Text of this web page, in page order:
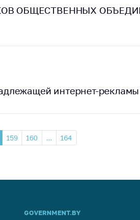
ОБЩЕСТВЕННЫХ
интернет-рекламы
159 160 ... 164
GOVERNMENT.BY